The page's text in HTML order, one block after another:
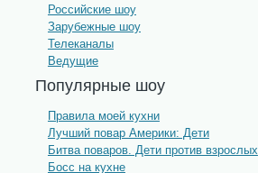
Российские шоу
Зарубежные шоу
Телеканалы
Ведущие
Популярные шоу
Правила моей кухни
Лучший повар Америки: Дети
Битва поваров. Дети против взрослых
Босс на кухне